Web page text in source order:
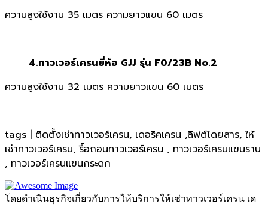
ความสูงใช้งาน 35 เมตร ความยาวแขน 60 เมตร
4.ทาวเวอร์เครนยี่ห้อ GJJ รุ่น F0/23B No.2
ความสูงใช้งาน 32 เมตร ความยาวแขน 60 เมตร
tags | ติดตั้งเช่าทาวเวอร์เครน, เดอริคเครน ,ลิฟต์โดยสาร, ให้
เช่าทาวเวอร์เครน, รื้อถอนทาวเวอร์เครน , ทาวเวอร์เครนแขนราบ
, ทาวเวอร์เครนแขนกระดก
โดยดำเนินธุรกิจเกี่ยวกับการให้บริการให้เช่าทาวเวอร์เครน เด